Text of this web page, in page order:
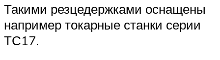
Такими резцедержками оснащены
например токарные станки серии
ТС17.